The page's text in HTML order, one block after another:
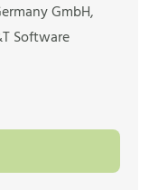
GmbH,
Software